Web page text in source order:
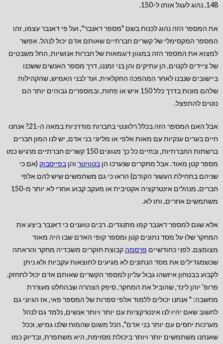
148, נהוג לעגל אותו ל-150.
את המספר הזה נהוג לכנות בשם "מספר דאנבר", ועל פי דאנבר עצמו, זהו
המספר המקסימלי של קשרים חברתיים שאותם אדם יכול לנהל. אפשר
למצוא את המספר הזה במגוון דוגמאות של חברות אנושיות, החל משבטים
של ציידים לקטים, הן עתיקים והן בני זמננו, דרך מספר האנשים ששכנו
ביישובים שנבנו לאחר המהפכה החקלאית, ועד לבני האמיש, שהקהילות
שלהם מונות בדרך כלל 150 איש או פחות, ובמספרים גבוהים יותר הם
נוטים להתפצל.
אבל האם המספר הזה בכלל רלוונטי בחברות מודרניות במאה ה-21? אנחנו
חיים בערים ענקיות עם מאות אלפי או מליוני בני אדם, יש לנו המון חברים
ברשתות החברתיות, ובחיים כל כך מגוונים 150 קשרים חברתיים מרגיש כמו
מספר קטן מאוד. אבל מחקרים שנערכו הןבטוויטר והןבפייסבוק (אם כי
שניהם בתחילת העשור הקודם) הראו כי גם משתמשים שיש להם אלפי
חברים, מנהלים אינטרקציה אקטיבית או מעקב קבוע אחרי לא יותר מ-150
משתמשים אחרים, ותו לא.
אלא שגם למספר דאנבר קמו מתנגדים. רבים טוענים כי דאנבר ביצע את
המחקר שלו על מסד נתונים קטן ומספר קופי האדם שבו היה מאוד
מצומצם. לפני כחודשיים פרסמה קבוצת חוקרים משבדיה מחקר והראתה
שכשמגדילים את מסד הנתונים לא מגיעים לתוצאות עקביות ולא ניתן
לקבוע בבטחון איזשהו גבול עליון למספר הקשרים שאותם אדם יכול לתחזק.
פרופ' יוהן לינד, שהוביל את המחקר, סיפק הצהרה שבהחלט מעוררת
מחשבה: " אנחנו יכולים ללמוד אלפי ספרות של המספר פאי, אז הגיוני גם
לחשוב שאם יהיו לנו אינטרקציות עם יותר ויותר אנשים, נלמד גם לנהל
מערכות יחסים עם יותר בני אדם", הכל משום שהמוח שלנו גמיש, וככל
שאנחנו משתמשים יותר ויותר ביכולת מסוימת, היא משתפרת, ובדיוק כמו